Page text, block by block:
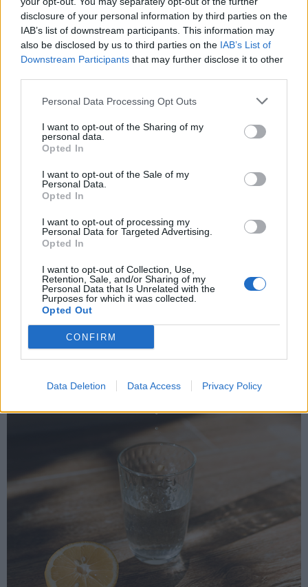
disclosure of your personal information by third parties on the
IAB’s list of downstream participants. This information may
also be disclosed by us to third parties on the IAB’s List of
Downstream Participants that may further disclose it to other
Personal Data Processing Opt Outs
I want to opt-out of the Sharing of my
personal data.
Opted In
I want to opt-out of the Sale of my
Personal Data.
Opted In
I want to opt-out of processing my
Personal Data for Targeted Advertising.
Opted In
I want to opt-out of Collection, Use,
Retention, Sale, and/or Sharing of my
Personal Data that Is Unrelated with the
Purposes for which it was collected.
Opted Out
CONFIRM
Data Deletion Data Access Privacy Policy
¿Qué es el ayuno intermitente?
El ayuno intermitente, como su propio nombre indica,
comer, permitiéndose beber agua, café o té. Más allá de una
el ayuno es un aliado natural que se ha utilizado a lo largo de
la historia como un método eficaz para sanar tanto cuerpo
como mente.